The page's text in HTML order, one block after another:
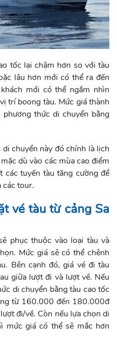
tốc lại chậm hơn so với tàu
lâu hơn mới có thể ra đến
mới có thể ngắm nhìn
trí boong tàu. Mức giá thành
thức di chuyển bằng
chuyển này đó chính là lịch
dù vào các mùa cao điểm
tuyến tàu tăng cường để
các tour.
vé tàu từ cảng Sa
phục thuộc vào loại tàu và
Mức giá sẽ có thể chênh
Bên cạnh đó, giá vé đi tàu
giữa lượt đi và lượt về. Nếu
di chuyển bằng tàu cao tốc
từ 160.000 đến 180.000đ
đi/về. Còn nếu lựa chọn di
mức giá có thể sẽ mắc hơn